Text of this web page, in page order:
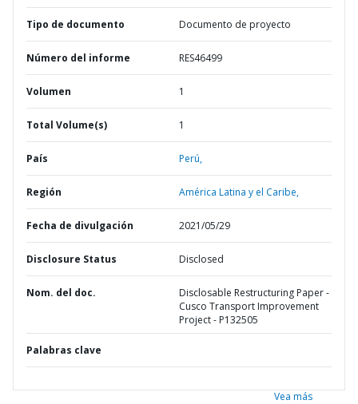
Tipo de documento Documento de proyecto
Número del informe RES46499
Volumen 1
Total Volume(s) 1
País Perú,
Región América Latina y el Caribe,
Fecha de divulgación 2021/05/29
Disclosure Status Disclosed
Nom. del doc.
Disclosable Restructuring Paper -
Cusco Transport Improvement
Project - P132505
Palabras clave
Vea más